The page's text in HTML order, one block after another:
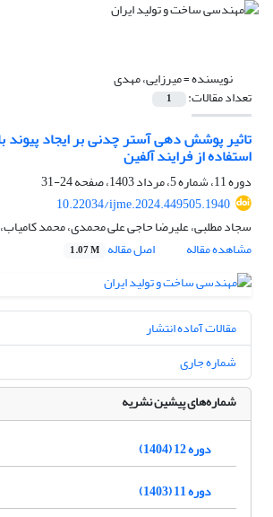
نویسنده =میرزایی، مهدی
تعداد مقالات: 1
تاثیر پوشش دهی آستر چدنی بر ایجاد پیوند
استفاده از فرایند ‌آلفین
دوره 11، شماره 5، مرداد 1403، صفحه
24-31
10.22034/ijme.2024.449505.1940
سجاد مطلبی، علیرضا حاجی علی محمدی، محمد
مشاهده مقاله
اصل مقاله 1.07 M
مقالات آماده انتشار
شماره جاری
شماره‌های پیشین نشریه
دوره 12 (1404)
دوره 11 (1403)